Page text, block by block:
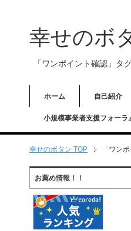
幸せのボ
「ワンポイント確認」タ
ホーム 自己紹介
小規模事業者支援フォーラ
幸せのボタン TOP 「ワン
お薦め情報！！